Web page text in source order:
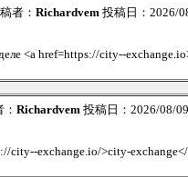
者： Richardvem 投稿日：2026/
<a href=https://city--
Richardvem 投稿日：2026/08/
city--exchange.io/>city-